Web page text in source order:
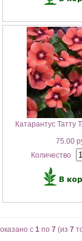
Катарантус Татту
75.00
Количество
с 1 по 7 (из 7